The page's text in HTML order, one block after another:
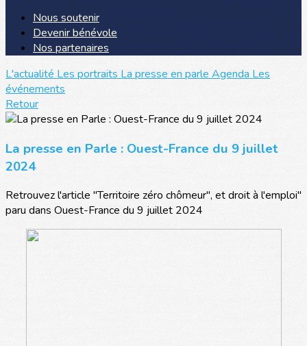
Nous soutenir
Devenir bénévole
Nos partenaires
L'actualité Les portraits La presse en parle Agenda Les
événements
Retour
La presse en Parle : Ouest-France du 9 juillet
2024
Retrouvez l'article "Territoire zéro chômeur", et droit à l'emploi"
paru dans Ouest-France du 9 juillet 2024